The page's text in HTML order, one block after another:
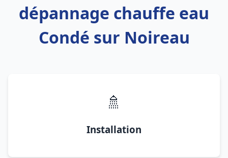
dépannage chauffe eau
Condé sur Noireau
🚿
Installation